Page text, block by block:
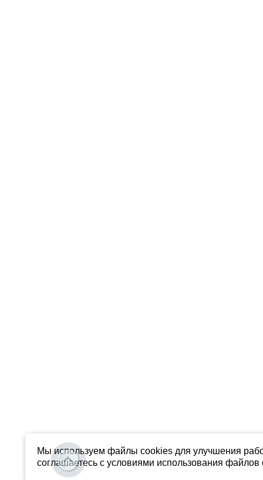
Мы используем файлы cookies для улучшения
соглашаетесь с условиями использования файлов